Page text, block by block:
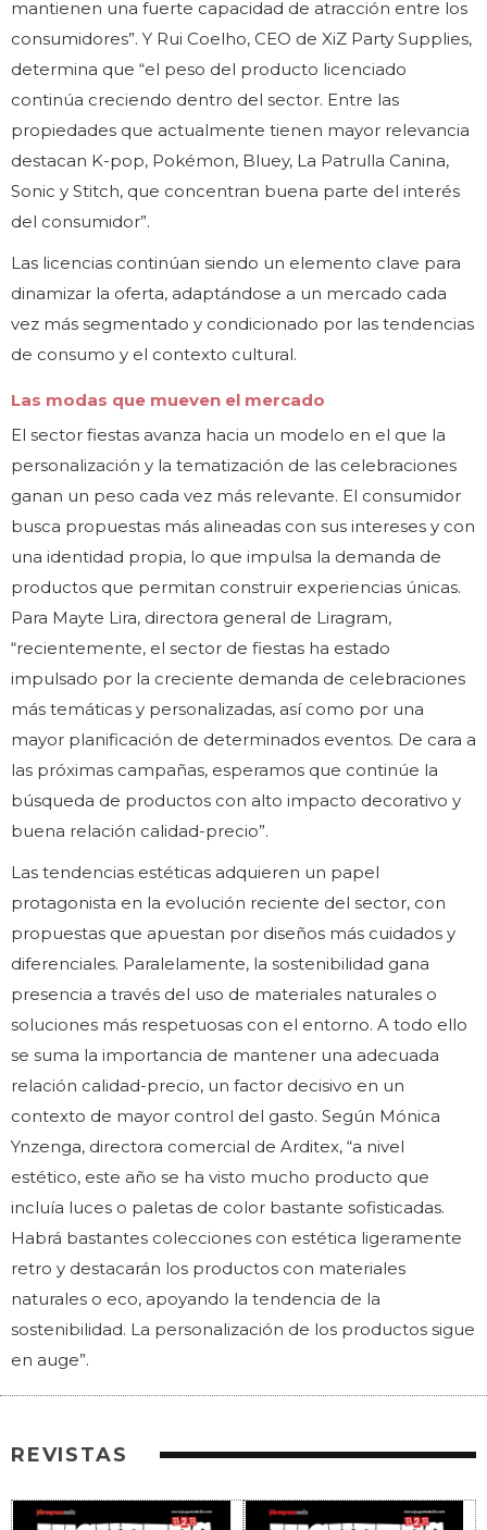
mantienen una fuerte capacidad de atracción entre los
consumidores”. Y Rui Coelho, CEO de XiZ Party Supplies,
determina que “el peso del producto licenciado
continúa creciendo dentro del sector. Entre las
propiedades que actualmente tienen mayor relevancia
destacan K-pop, Pokémon, Bluey, La Patrulla Canina,
Sonic y Stitch, que concentran buena parte del interés
del consumidor”.
Las licencias continúan siendo un elemento clave para
dinamizar la oferta, adaptándose a un mercado cada
vez más segmentado y condicionado por las tendencias
de consumo y el contexto cultural.
Las modas que mueven el mercado
El sector fiestas avanza hacia un modelo en el que la
personalización y la tematización de las celebraciones
ganan un peso cada vez más relevante. El consumidor
busca propuestas más alineadas con sus intereses y con
una identidad propia, lo que impulsa la demanda de
productos que permitan construir experiencias únicas.
Para Mayte Lira, directora general de Liragram,
“recientemente, el sector de fiestas ha estado
impulsado por la creciente demanda de celebraciones
más temáticas y personalizadas, así como por una
mayor planificación de determinados eventos. De cara a
las próximas campañas, esperamos que continúe la
búsqueda de productos con alto impacto decorativo y
buena relación calidad-precio”.
Las tendencias estéticas adquieren un papel
protagonista en la evolución reciente del sector, con
propuestas que apuestan por diseños más cuidados y
diferenciales. Paralelamente, la sostenibilidad gana
presencia a través del uso de materiales naturales o
soluciones más respetuosas con el entorno. A todo ello
se suma la importancia de mantener una adecuada
relación calidad-precio, un factor decisivo en un
contexto de mayor control del gasto. Según Mónica
Ynzenga, directora comercial de Arditex, “a nivel
estético, este año se ha visto mucho producto que
incluía luces o paletas de color bastante sofisticadas.
Habrá bastantes colecciones con estética ligeramente
retro y destacarán los productos con materiales
naturales o eco, apoyando la tendencia de la
sostenibilidad. La personalización de los productos sigue
en auge”.
REVISTAS